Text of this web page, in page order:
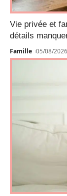
Vie privée et
détails
Famille 05/08/2026